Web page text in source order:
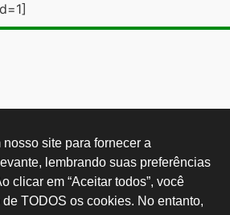
11 3874-0040
1843, Sumaré São Paulo - SP -
site para fornecer a
lembrando suas preferências
clicar em “Aceitar todos”, você
TODOS os cookies. No entanto,